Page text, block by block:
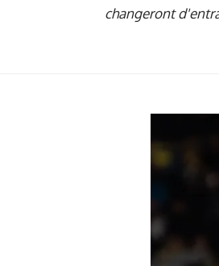
changeront